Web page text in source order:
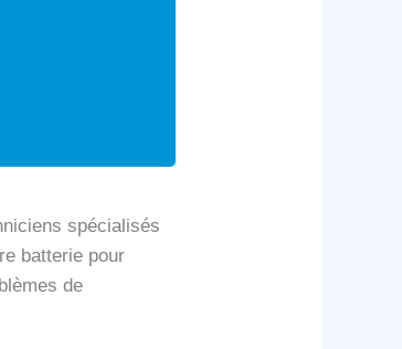
spécialisés
batterie pour
de